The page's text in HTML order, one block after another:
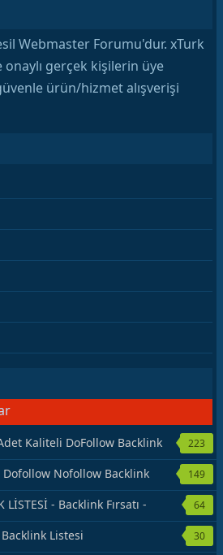
Webmaster Forumu'dur. xTurk
gerçek kişilerin üye
ürün/hizmet alışverişi
Kaliteli DoFollow Backlink
223
Dofollow Nofollow Backlink
149
LİSTESİ - Backlink Fırsatı -
64
Listesi 30